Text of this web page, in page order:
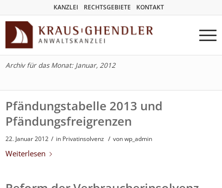
KANZLEI RECHTSGEBIETE KONTAKT
Archiv für das Monat: Januar, 2012
Pfändungstabelle 2013 und
Pfändungsfreigrenzen
22. Januar 2012 / in Privatinsolvenz / vonwp_admin
Weiterlesen